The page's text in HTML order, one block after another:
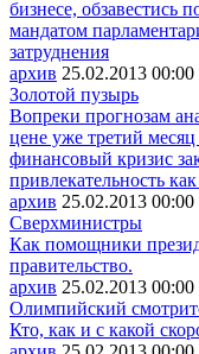
бизнесе, обзавестись
мандатом
затруднения
архив 25.02.2013 00:00
Золотой пузырь
Вопреки прогнозам
цене уже третий
финансовый кризис
привлекательность
архив 25.02.2013 00:00
Сверхминистры
Как помощники
правительство.
архив 25.02.2013 00:00
Олимпийский
Кто, как и с какой